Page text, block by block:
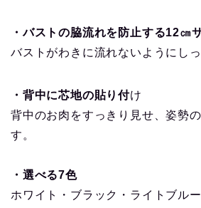
・バストの脇流れを防止する12㎝
バストがわきに流れないようにし
・背中に芯地の貼り付け
背中のお肉をすっきり見せ、姿勢
す。
・選べる7色
ホワイト・ブラック・ライトブル